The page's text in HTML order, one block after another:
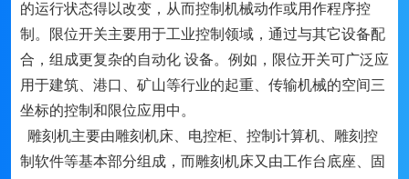
的运行状态得以改变，从而控制机械动作或用作程序控
制。限位开关主要用于工业控制领域，通过与其它设备配
合，组成更复杂的自动化 设备。例如，限位开关可广泛应
用于建筑、港口、矿山等行业的起重、传输机械的空间三
坐标的控制和限位应用中。
雕刻机主要由雕刻机床、电控柜、控制计算机、雕刻控
制软件等基本部分组成，而雕刻机床又由工作台底座、固